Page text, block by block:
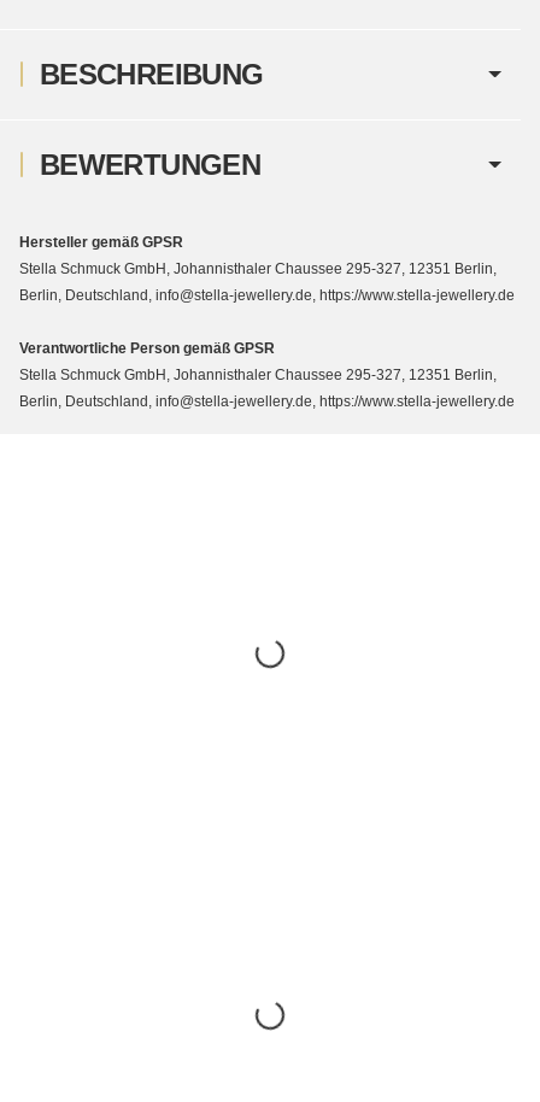
BESCHREIBUNG
BEWERTUNGEN
Hersteller gemäß GPSR
Stella Schmuck GmbH, Johannisthaler Chaussee 295-327, 12351 Berlin,
Berlin, Deutschland, info@stella-jewellery.de, https://www.stella-jewellery.de
Verantwortliche Person gemäß GPSR
Stella Schmuck GmbH, Johannisthaler Chaussee 295-327, 12351 Berlin,
Berlin, Deutschland, info@stella-jewellery.de, https://www.stella-jewellery.de